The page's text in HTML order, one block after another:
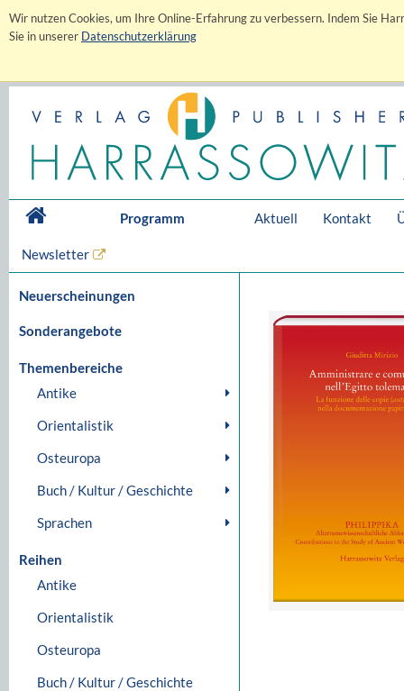
Wir nutzen Cookies, um Ihre Online-Erfahrung zu verbessern. Indem Sie
Sie in unserer Datenschutzerklärung
Programm Aktuell Kontakt
Newsletter
Neuerscheinungen
Sonderangebote
Themenbereiche
Antike
Orientalistik
Osteuropa
Buch / Kultur / Geschichte
Sprachen
Reihen
Antike
Orientalistik
Osteuropa
Buch / Kultur / Geschichte